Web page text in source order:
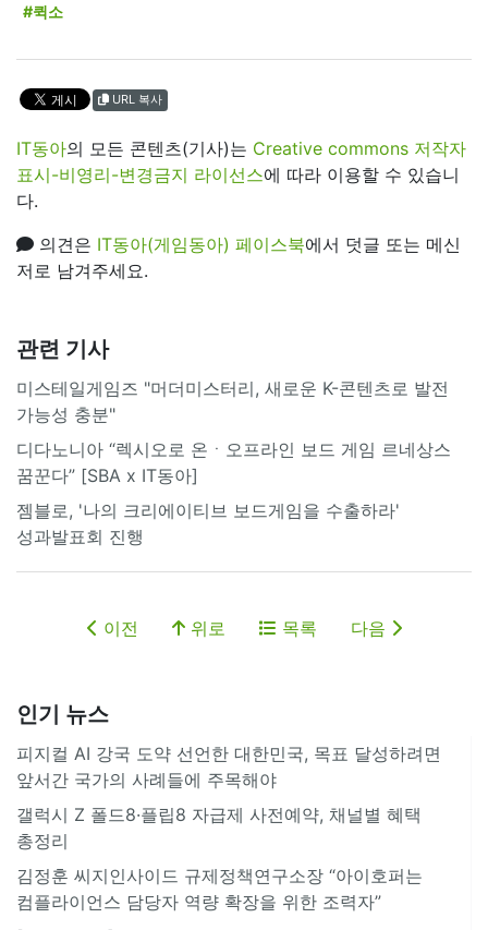
#퀵소
URL 복사
IT동아의 모든 콘텐츠(기사)는 Creative commons 저작자
표시-비영리-변경금지 라이선스에 따라 이용할 수 있습니
다.
의견은 IT동아(게임동아) 페이스북에서 덧글 또는 메신
저로 남겨주세요.
관련 기사
미스테일게임즈 "머더미스터리, 새로운 K-콘텐츠로 발전
가능성 충분"
디다노니아 “렉시오로 온ㆍ오프라인 보드 게임 르네상스
꿈꾼다” [SBA x IT동아]
젬블로, '나의 크리에이티브 보드게임을 수출하라'
성과발표회 진행
이전 위로 목록 다음
인기 뉴스
피지컬 AI 강국 도약 선언한 대한민국, 목표 달성하려면
앞서간 국가의 사례들에 주목해야
갤럭시 Z 폴드8·플립8 자급제 사전예약, 채널별 혜택
총정리
김정훈 씨지인사이드 규제정책연구소장 “아이호퍼는
컴플라이언스 담당자 역량 확장을 위한 조력자”